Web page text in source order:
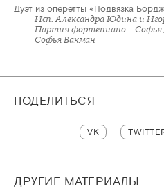
Дуэт из оперетты «Подвязка
Исп. Александра Юдина и
Партия фортепиано –
Софья Вакман
ПОДЕЛИТЬСЯ
VK
ДРУГИЕ МАТЕРИАЛЫ